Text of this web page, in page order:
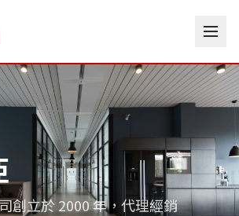
創立於 2000 年，代理經銷